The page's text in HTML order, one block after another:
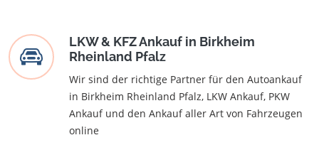
LKW & KFZ Ankauf in Birkheim
Rheinland Pfalz
Wir sind der richtige Partner für den Autoankauf
in Birkheim Rheinland Pfalz, LKW Ankauf, PKW
Ankauf und den Ankauf aller Art von Fahrzeugen
online